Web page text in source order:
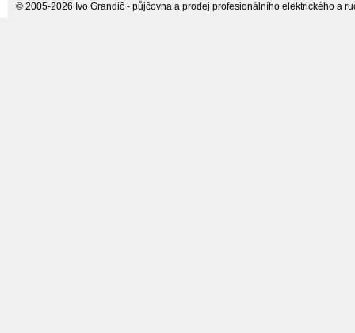
© 2005-2026 Ivo Grandič - půjčovna a prodej profesionálního elektrického a